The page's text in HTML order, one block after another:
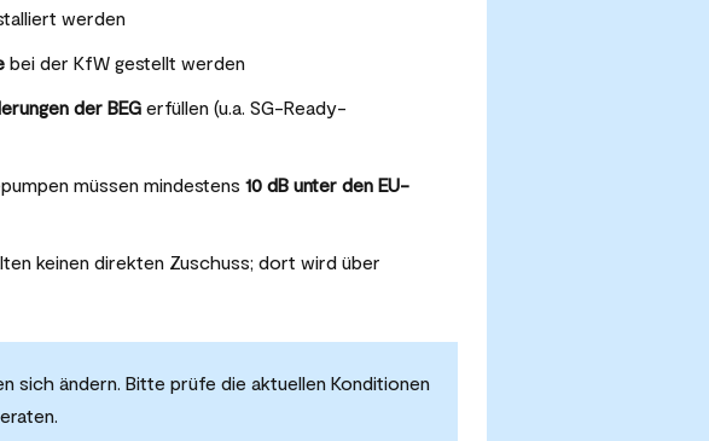
werden
bei der KfW gestellt werden
der BEG erfüllen (u.a. SG-Ready-
müssen mindestens 10 dB unter den EU-
keinen direkten Zuschuss; dort wird über
sich ändern. Bitte prüfe die aktuellen Konditionen